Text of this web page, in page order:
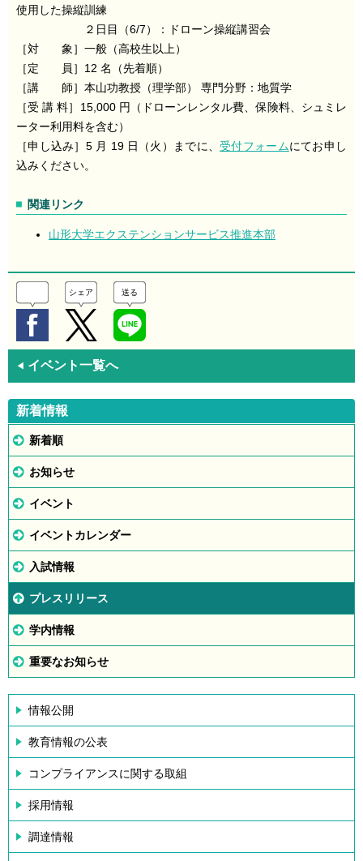
使用した操縦訓練
２日目（6/7）：ドローン操縦講習会
［対 象］一般（高校生以上）
［定 員］12 名（先着順）
［講 師］本山功教授（理学部） 専門分野：地質学
［受 講 料］15,000 円（ドローンレンタル費、保険料、シュミレ
ーター利用料を含む）
［申し込み］5 月 19 日（火）までに、受付フォームにてお申し
込みください。
関連リンク
山形大学エクステンションサービス推進本部
シェア 送る
◀ イベント一覧へ
新着情報
新着順
お知らせ
イベント
イベントカレンダー
入試情報
プレスリリース
学内情報
重要なお知らせ
情報公開
教育情報の公表
コンプライアンスに関する取組
採用情報
調達情報